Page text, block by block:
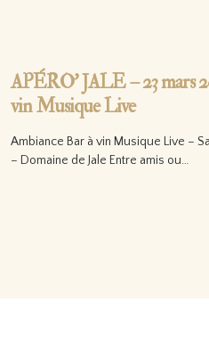
APÉRO’ JALE – 23 mars
vin Musique Live
Ambiance Bar à vin Musique Live –
– Domaine de Jale Entre amis ou…